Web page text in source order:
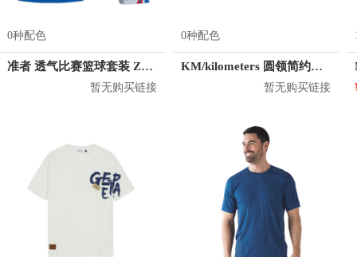
0种配色
准者 透气比赛篮球套装 Z118210177
暂无购买链接
0种配色
KM/kilometers 圆领简约短袖T恤 M2X2108073
暂无购买链接